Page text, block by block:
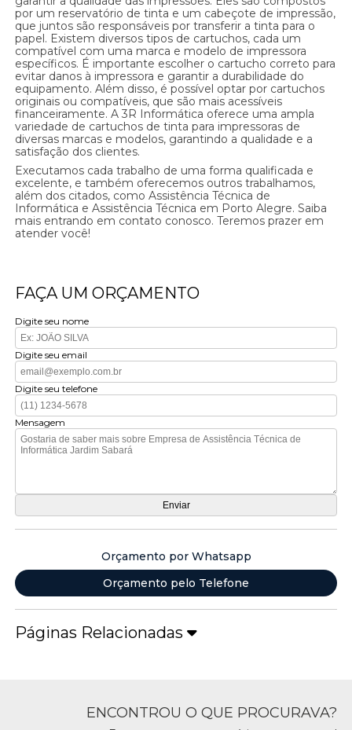
por um reservatório de tinta e um cabeçote de impressão,
que juntos são responsáveis por transferir a tinta para o
papel. Existem diversos tipos de cartuchos, cada um
compatível com uma marca e modelo de impressora
específicos. É importante escolher o cartucho correto para
evitar danos à impressora e garantir a durabilidade do
equipamento. Além disso, é possível optar por cartuchos
originais ou compatíveis, que são mais acessíveis
financeiramente. A 3R Informática oferece uma ampla
variedade de cartuchos de tinta para impressoras de
diversas marcas e modelos, garantindo a qualidade e a
satisfação dos clientes.
Executamos cada trabalho de uma forma qualificada e
excelente, e também oferecemos outros trabalhamos,
além dos citados, como Assistência Técnica de
Informática e Assistência Técnica em Porto Alegre. Saiba
mais entrando em contato conosco. Teremos prazer em
atender você!
FAÇA UM ORÇAMENTO
Digite seu nome
Digite seu email
Digite seu telefone
Mensagem
Orçamento por Whatsapp
Orçamento pelo Telefone
Páginas Relacionadas
ENCONTROU O QUE PROCURAVA?